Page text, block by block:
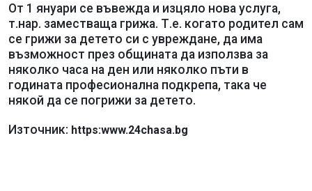
От 1 януари се въвежда и изцяло нова услуга,
т.нар. заместваща грижа. Т.е. когато родител сам
се грижи за детето си с увреждане, да има
възможност през общината да използва за
няколко часа на ден или няколко пъти в
годината професионална подкрепа, така че
някой да се погрижи за детето.
Източник: https:www.24chasa.bg